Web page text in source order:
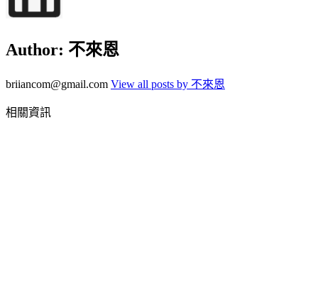
Author: 不來恩
briiancom@gmail.com View all posts by 不來恩
相關資訊